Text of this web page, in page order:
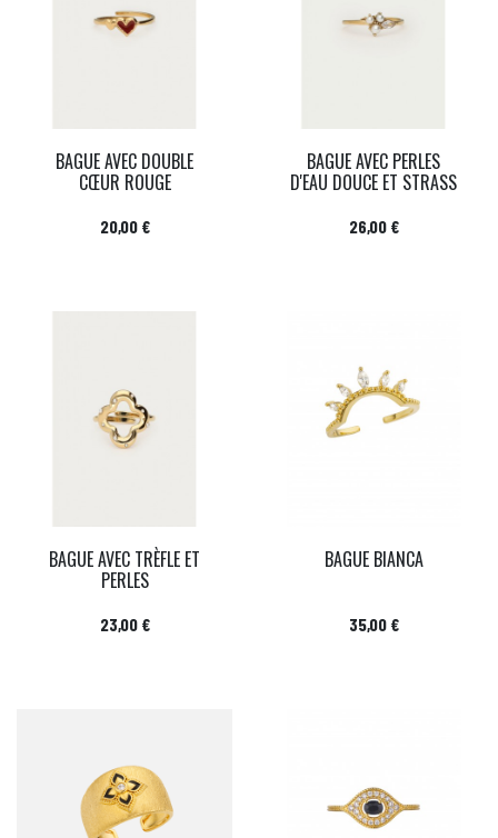
BAGUE AVEC DOUBLE
CŒUR ROUGE
Prix
20,00 €
BAGUE AVEC PERLES
D'EAU DOUCE ET STRASS
Prix
26,00 €
BAGUE AVEC TRÈFLE ET
PERLES
Prix
23,00 €
BAGUE BIANCA
Prix
35,00 €